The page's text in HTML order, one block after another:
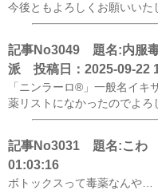
今後ともよろしくお願いいた
記事No3049 題名:内服
派 投稿日：2025-09-22
「ニンラーロ®」一般名イキ
薬リストになかったのでよろ
記事No3031 題名:こわ
01:03:16
ボトックスって毒薬なんや…